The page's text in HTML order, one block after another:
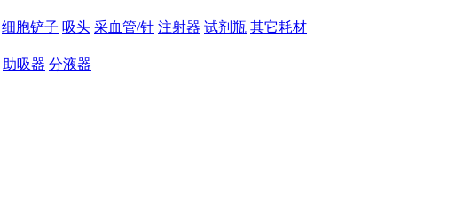
细胞铲子 吸头 采血管/针 注射器 试剂瓶 其它耗材
助吸器 分液器